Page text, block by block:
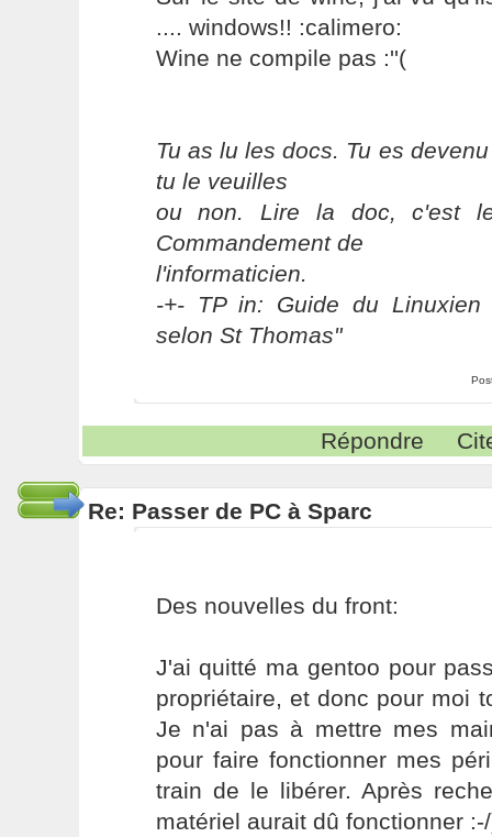
.... windows!! :calimero:
Wine ne compile pas :''(
Tu as lu les docs. Tu es
tu le veuilles
ou non. Lire la doc, c'est
Commandement de
l'informaticien.
-+- TP in: Guide du Linuxien
selon St Thomas"
Répondre
Re: Passer de PC à Sparc
Des nouvelles du front:
J'ai quitté ma gentoo pour
propriétaire, et donc pour moi
Je n'ai pas à mettre mes
pour faire fonctionner mes
train de le libérer. Après
matériel aurait dû fonctionner